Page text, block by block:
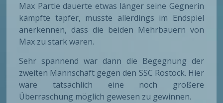
Max Partie dauerte etwas länger seine Gegnerin
kämpfte tapfer, musste allerdings im Endspiel
anerkennen, dass die beiden Mehrbauern von
Max zu stark waren.
Sehr spannend war dann die Begegnung der
zweiten Mannschaft gegen den SSC Rostock. Hier
wäre tatsächlich eine noch größere
Überraschung möglich gewesen zu gewinnen.